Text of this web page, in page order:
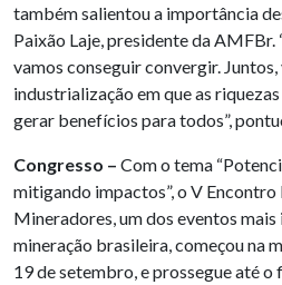
também salientou a importância
Paixão Laje, presidente da
vamos conseguir convergir.
industrialização em que as
gerar benefícios para todos”,
Congresso – Com o tema
mitigando impactos”, o V
Mineradores, um dos eventos
mineração brasileira, começou na
19 de setembro, e prossegue até